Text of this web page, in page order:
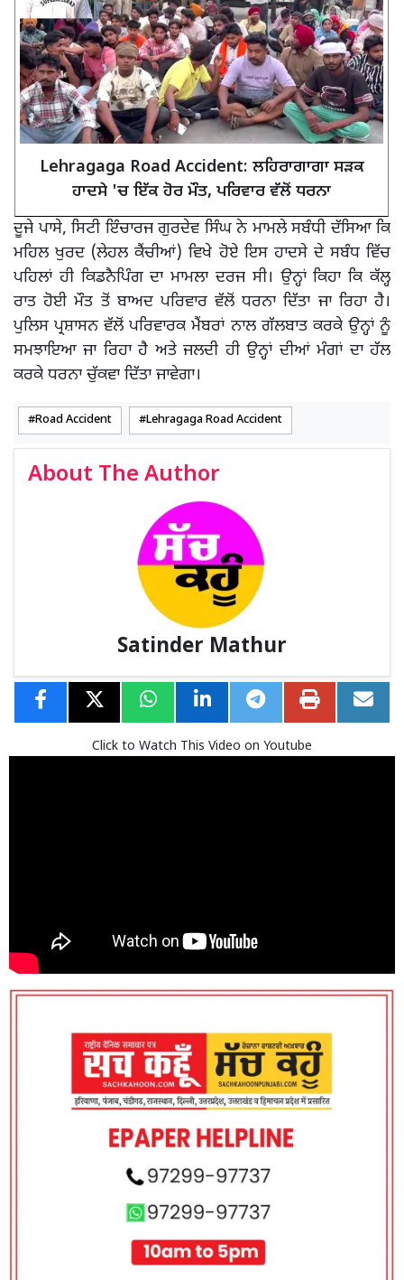
Lehragaga Road Accident: ਲਹਿਰਾਗਾਗਾ ਸੜਕ
ਹਾਦਸੇ 'ਚ ਇੱਕ ਹੋਰ ਮੌਤ, ਪਰਿਵਾਰ ਵੱਲੋਂ ਧਰਨਾ
ਦੂਜੇ ਪਾਸੇ, ਸਿਟੀ ਇੰਚਾਰਜ ਗੁਰਦੇਵ ਸਿੰਘ ਨੇ ਮਾਮਲੇ ਸਬੰਧੀ ਦੱਸਿਆ ਕਿ
ਮਹਿਲ ਖੁਰਦ (ਲੇਹਲ ਕੈਂਚੀਆਂ) ਵਿਖੇ ਹੋਏ ਇਸ ਹਾਦਸੇ ਦੇ ਸਬੰਧ ਵਿੱਚ
ਪਹਿਲਾਂ ਹੀ ਕਿਡਨੈਪਿੰਗ ਦਾ ਮਾਮਲਾ ਦਰਜ ਸੀ। ਉਨ੍ਹਾਂ ਕਿਹਾ ਕਿ ਕੱਲ੍ਹ
ਰਾਤ ਹੋਈ ਮੌਤ ਤੋਂ ਬਾਅਦ ਪਰਿਵਾਰ ਵੱਲੋਂ ਧਰਨਾ ਦਿੱਤਾ ਜਾ ਰਿਹਾ ਹੈ।
ਪੁਲਿਸ ਪ੍ਰਸ਼ਾਸਨ ਵੱਲੋਂ ਪਰਿਵਾਰਕ ਮੈਂਬਰਾਂ ਨਾਲ ਗੱਲਬਾਤ ਕਰਕੇ ਉਨ੍ਹਾਂ ਨੂੰ
ਸਮਝਾਇਆ ਜਾ ਰਿਹਾ ਹੈ ਅਤੇ ਜਲਦੀ ਹੀ ਉਨ੍ਹਾਂ ਦੀਆਂ ਮੰਗਾਂ ਦਾ ਹੱਲ
ਕਰਕੇ ਧਰਨਾ ਚੁੱਕਵਾ ਦਿੱਤਾ ਜਾਵੇਗਾ।
Road Accident Lehragaga Road Accident
About The Author
Satinder Mathur
Click to Watch This Video on Youtube